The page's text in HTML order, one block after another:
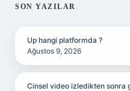
SIDEBAR
SON YAZILAR
Up hangi platformda ?
Ağustos 9, 2026
Cinsel video izledikten sonra